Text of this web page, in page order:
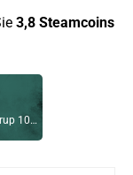
3,8 Steamcoins